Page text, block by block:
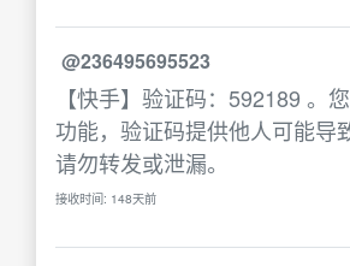
@236495695523
【快手】验证码：592189 。
功能，验证码提供他人可能导
请勿转发或泄漏。
接收时间: 148天前